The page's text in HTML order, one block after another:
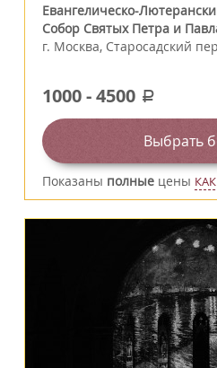
Евангелическо-
Собор Святых Петра и
г. Москва, Старосадский
1000-4500 a
Выбрать
Показаны полные цены